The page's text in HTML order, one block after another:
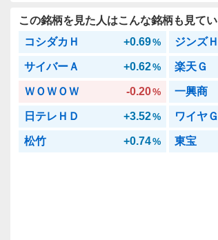
この銘柄を見た人はこんな銘柄も見て
コシダカＨ
+0.69% ジンズ
サイバーＡ +0.62% 楽天Ｇ
ＷＯＷＯＷ -0.20% 一興商
日テレＨＤ +3.52% ワイヤＧ
松竹 +0.74% 東宝